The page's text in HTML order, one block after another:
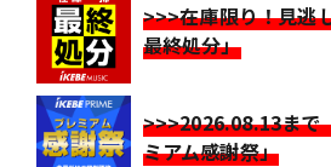
>>>在庫限り！見逃
最終処分」
>>>2026.08.13まで
ミアム感謝祭」